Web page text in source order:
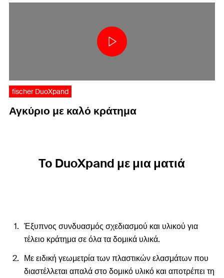
fischer DuoXpand
Αγκύριο με καλό κράτημα
Το DuoXpand με μια ματιά
Έξυπνος συνδυασμός σχεδιασμού και υλικού για
τέλειο κράτημα σε όλα τα δομικά υλικά.
Με ειδική γεωμετρία των πλαστικών ελασμάτων που
διαστέλλεται απαλά στο δομικό υλικό και αποτρέπει τη